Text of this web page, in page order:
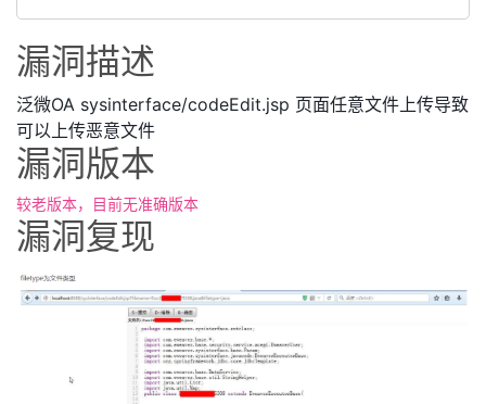
漏洞描述
泛微OA sysinterface/codeEdit.jsp 页面任意文件上传导致
可以上传恶意文件
漏洞版本
较老版本，目前无准确版本
漏洞复现